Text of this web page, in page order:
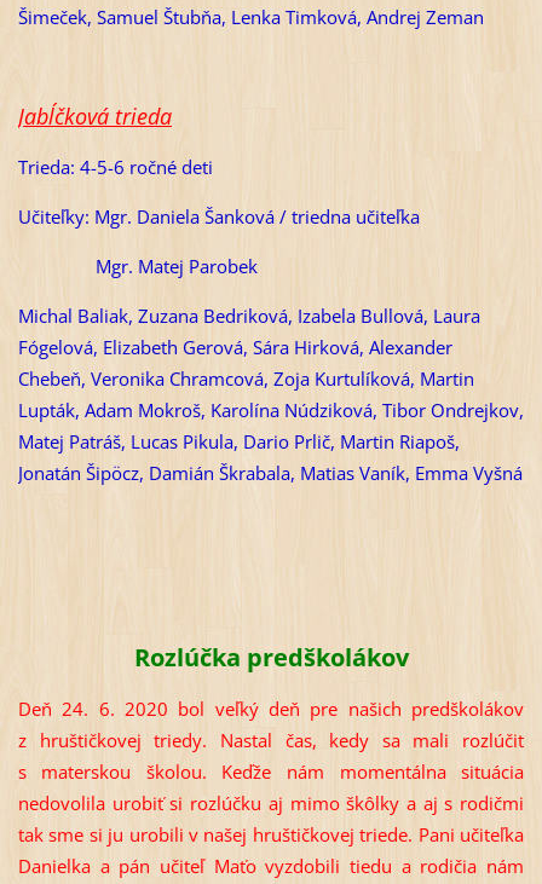
Šimeček, Samuel Štubňa, Lenka Timková, Andrej Zeman
Jabĺčková trieda
Trieda: 4-5-6 ročné deti
Učiteľky: Mgr. Daniela Šanková / triedna učiteľka
Mgr. Matej Parobek
Michal Baliak, Zuzana Bedriková, Izabela Bullová, Laura
Fógelová, Elizabeth Gerová, Sára Hirková, Alexander
Chebeň, Veronika Chramcová, Zoja Kurtulíková, Martin
Lupták, Adam Mokroš, Karolína Núdziková, Tibor Ondrejkov,
Matej Patráš, Lucas Pikula, Dario Prlič, Martin Riapoš,
Jonatán Šipöcz, Damián Škrabala, Matias Vaník, Emma Vyšná
Rozlúčka predškolákov
Deň 24. 6. 2020 bol veľký deň pre našich predškolákov
z hruštičkovej triedy. Nastal čas, kedy sa mali rozlúčiť
s materskou školou. Keďže nám momentálna situácia
nedovolila urobiť si rozlúčku aj mimo škôlky a aj s rodičmi
tak sme si ju urobili v našej hruštičkovej triede. Pani učiteľka
Danielka a pán učiteľ Maťo vyzdobili tiedu a rodičia nám